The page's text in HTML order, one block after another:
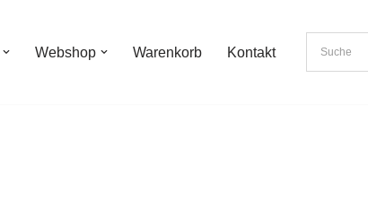
Webshop Warenkorb Kontakt